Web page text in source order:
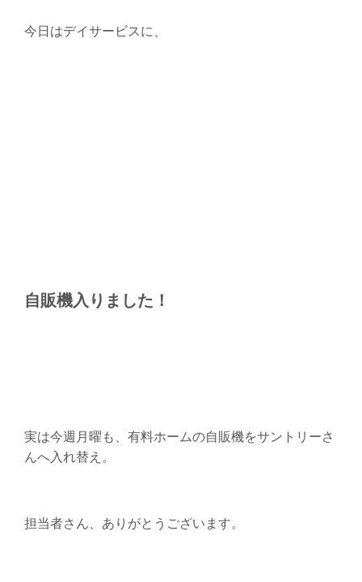
今日はデイサービスに、
自販機入りました！
実は今週月曜も、有料ホームの自販機をサントリーさ
んへ入れ替え。
担当者さん、ありがとうございます。